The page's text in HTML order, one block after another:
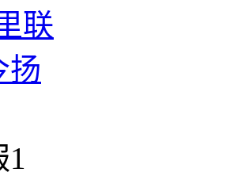
1